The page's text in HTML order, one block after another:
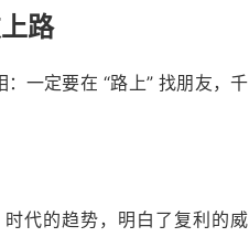
路
一定要在 “路上” 找朋友，千
代的趋势，明白了复利的威